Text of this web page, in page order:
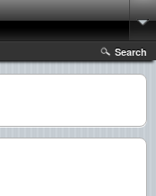
Search